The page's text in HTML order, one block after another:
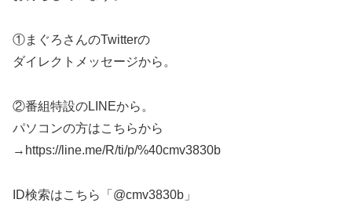
①まぐろさんのTwitterの
ダイレクトメッセージから。
②番組特設のLINEから。
パソコンの方はこちらから
→https://line.me/R/ti/p/%40cmv3830b
ID検索はこちら「@cmv3830b」